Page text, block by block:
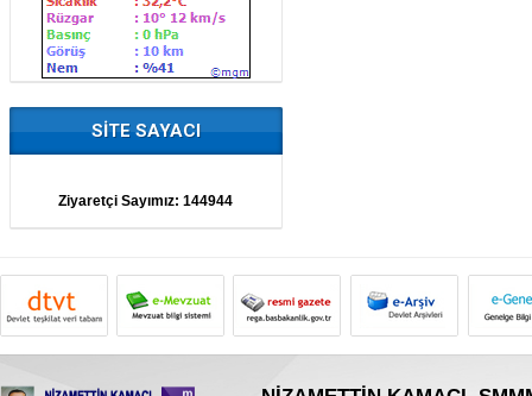
SİTE SAYACI
Ziyaretçi Sayımız:144944